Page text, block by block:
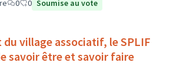
0 0 Soumise au vote
village associatif, le SPLIF
savoir être et savoir faire